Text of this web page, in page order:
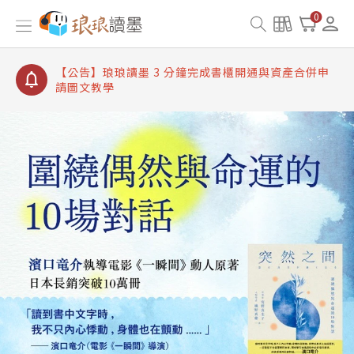
0
【公告】琅琅讀墨書櫃開通常見問題
【公告】琅琅讀墨 3 分鐘完成書櫃開通與資產合併申
【公告】琅琅書店服務升級重要說明及資產合併結果
查詢
【公告】琅琅讀墨數位閱讀資產合併與書櫃開通申請